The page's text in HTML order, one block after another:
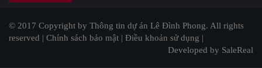
© 2017 Copyright by Thông tin dự án Lê Đình Phong. All rights
reserved | Chính sách bảo mật | Điều khoản sử dụng |
Developed by SaleReal